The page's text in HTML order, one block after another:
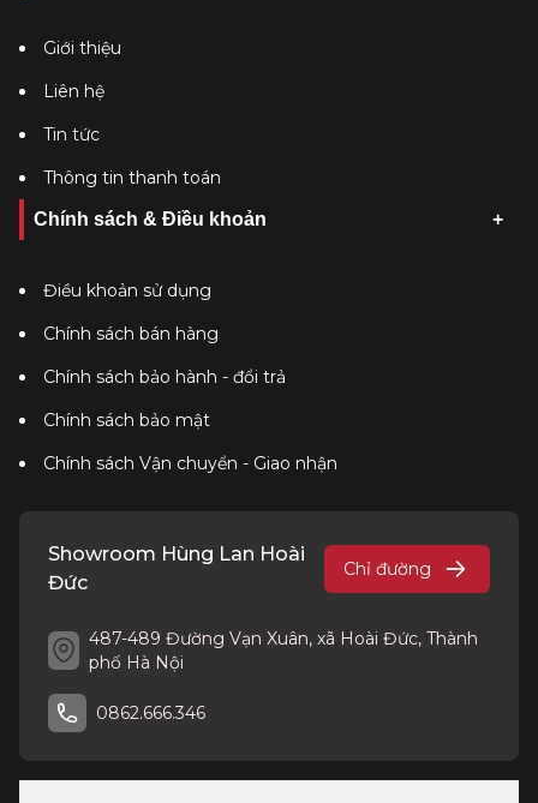
Giới thiệu
Liên hệ
Tin tức
Thông tin thanh toán
Chính sách & Điều khoản
Điều khoản sử dụng
Chính sách bán hàng
Chính sách bảo hành - đổi trả
Chính sách bảo mật
Chính sách Vận chuyển - Giao nhận
Showroom Hùng Lan Hoài
Đức
Chỉ đường
487-489 Đường Vạn Xuân, xã Hoài Đức, Thành
phố Hà Nội
0862.666.346